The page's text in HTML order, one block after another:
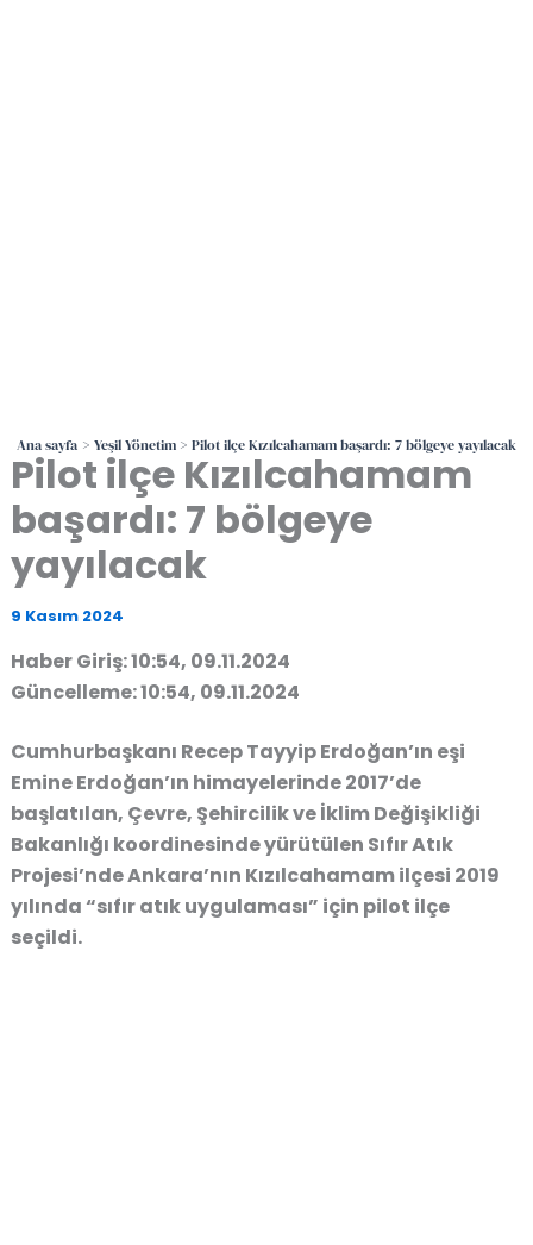
Ana sayfa Yeşil Yönetim Pilot ilçe Kızılcahamam başardı: 7 bölgeye yayılacak
Pilot ilçe Kızılcahamam
başardı: 7 bölgeye
yayılacak
9 Kasım 2024
Haber Giriş: 10:54, 09.11.2024
Güncelleme: 10:54, 09.11.2024
Cumhurbaşkanı Recep Tayyip Erdoğan’ın eşi
Emine Erdoğan’ın himayelerinde 2017’de
başlatılan, Çevre, Şehircilik ve İklim Değişikliği
Bakanlığı koordinesinde yürütülen Sıfır Atık
Projesi’nde Ankara’nın Kızılcahamam ilçesi 2019
yılında “sıfır atık uygulaması” için pilot ilçe
seçildi.